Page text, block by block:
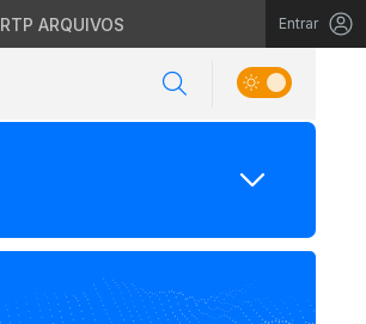
RTP ARQUIVOS Entrar